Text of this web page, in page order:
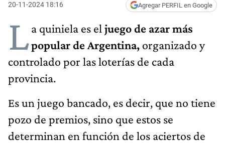
20-11-2024 18:16 Agregar PERFIL en Google
La quiniela es el juego de azar más
popular de Argentina, organizado y
controlado por las loterías de cada
provincia.
Es un juego bancado, es decir, que no tiene
pozo de premios, sino que estos se
determinan en función de los aciertos de